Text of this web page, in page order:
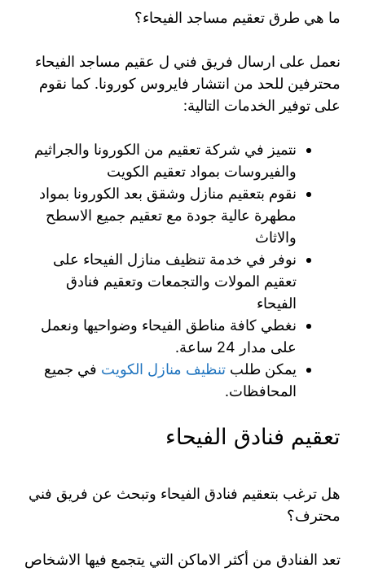
ما هي طرق تعقيم مساجد الفيحاء؟
نعمل على ارسال فريق فني ل عقيم مساجد الفيحاء
محترفين للحد من انتشار فايروس كورونا. كما نقوم
على توفير الخدمات التالية:
نتميز في شركة تعقيم من الكورونا والجراثيم
والفيروسات بمواد تعقيم الكويت
نقوم بتعقيم منازل وشقق بعد الكورونا بمواد
مطهرة عالية جودة مع تعقيم جميع الاسطح
والاثاث
نوفر في خدمة تنظيف منازل الفيحاء على
تعقيم المولات والتجمعات وتعقيم فنادق
الفيحاء
نغطي كافة مناطق الفيحاء وضواحيها ونعمل
على مدار 24 ساعة.
يمكن طلب تنظيف منازل الكويت في جميع
المحافظات.
تعقيم فنادق الفيحاء
هل ترغب بتعقيم فنادق الفيحاء وتبحث عن فريق فني
محترف؟
تعد الفنادق من أكثر الاماكن التي يتجمع فيها الاشخاص